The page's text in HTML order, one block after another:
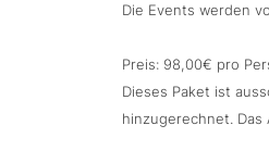
Die Events werden
Preis: 98,00€ pro
Dieses Paket ist
hinzugerechnet.